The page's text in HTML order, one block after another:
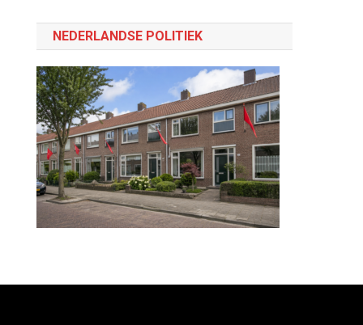
categorie
NEDERLANDSE POLITIEK